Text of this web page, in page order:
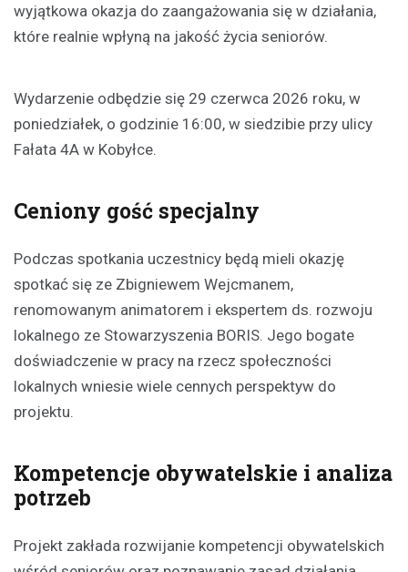
wyjątkowa okazja do zaangażowania się w działania,
które realnie wpłyną na jakość życia seniorów.
Wydarzenie odbędzie się 29 czerwca 2026 roku, w
poniedziałek, o godzinie 16:00, w siedzibie przy ulicy
Fałata 4A w Kobyłce.
Ceniony gość specjalny
Podczas spotkania uczestnicy będą mieli okazję
spotkać się ze Zbigniewem Wejcmanem,
renomowanym animatorem i ekspertem ds. rozwoju
lokalnego ze Stowarzyszenia BORIS. Jego bogate
doświadczenie w pracy na rzecz społeczności
lokalnych wniesie wiele cennych perspektyw do
projektu.
Kompetencje obywatelskie i analiza
potrzeb
Projekt zakłada rozwijanie kompetencji obywatelskich